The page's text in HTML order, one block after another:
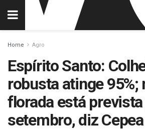
Home Agro
Espírito Santo:
robusta atinge 95%;
florada está
setembro, diz Cepea